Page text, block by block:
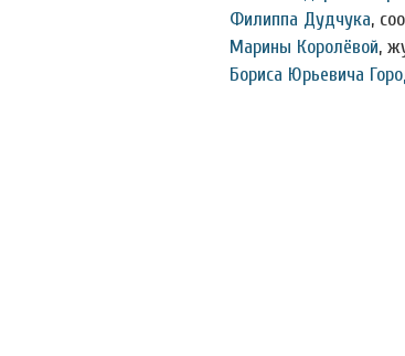
Филиппа Дудчука,
Марины Королёвой,
Бориса Юрьевича